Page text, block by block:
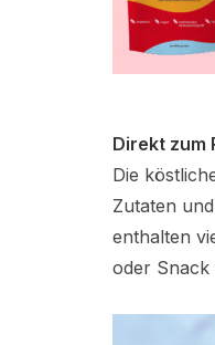
Direkt zum
Die
Zutaten
enthalten
oder